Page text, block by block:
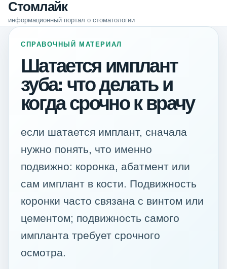
Стомлайк
информационный портал о стоматологии
СПРАВОЧНЫЙ МАТЕРИАЛ
Шатается имплант
зуба: что делать и
когда срочно к врачу
если шатается имплант, сначала
нужно понять, что именно
подвижно: коронка, абатмент или
сам имплант в кости. Подвижность
коронки часто связана с винтом или
цементом; подвижность самого
импланта требует срочного
осмотра.